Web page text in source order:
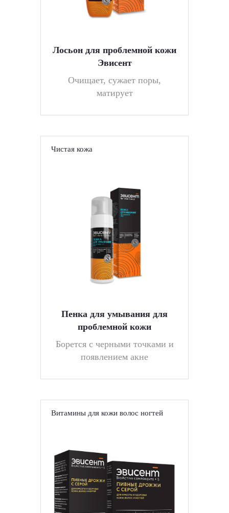
Лосьон для проблемной кожи
Эвисент
Очищает, сужает поры,
матирует
Чистая кожа
Пенка для умывания для
проблемной кожи
Борется с черными точками и
появлением акне
Витамины для кожи волос ногтей